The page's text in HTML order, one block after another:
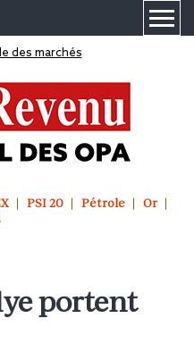
des marchés
PSI 20 Pétrole
Or
portent